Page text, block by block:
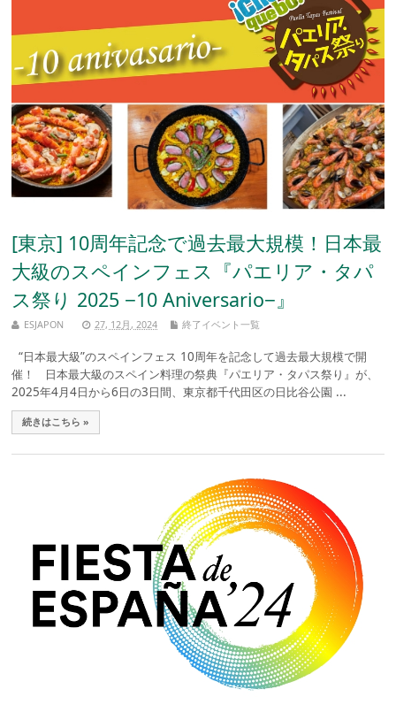
[東京] 10周年記念で過去最大規模！日本最
大級のスペインフェス『パエリア・タパ
ス祭り 2025 −10 Aniversario−』
ESJAPON 27, 12月, 2024 終了イベント一覧
“日本最大級”のスペインフェス 10周年を記念して過去最大規模で開
催！ 日本最大級のスペイン料理の祭典『パエリア・タパス祭り』が、
2025年4月4日から6日の3日間、東京都千代田区の日比谷公園 ...
続きはこちら »